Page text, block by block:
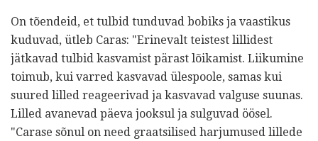
On tõendeid, et tulbid tunduvad bobiks ja vaastikus
kuduvad, ütleb Caras: "Erinevalt teistest lillidest
jätkavad tulbid kasvamist pärast lõikamist. Liikumine
toimub, kui varred kasvavad ülespoole, samas kui
suured lilled reageerivad ja kasvavad valguse suunas.
Lilled avanevad päeva jooksul ja sulguvad öösel.
"Carase sõnul on need graatsilised harjumused lillede